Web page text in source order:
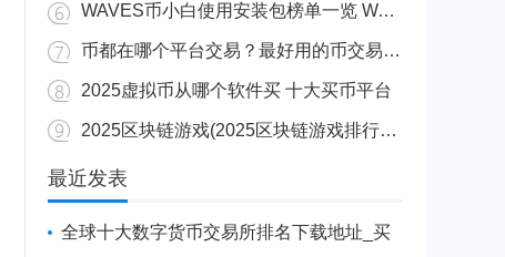
WAVES币小白使用安装包榜单一览 WAVES安币装包免费正规十大盘点
币都在哪个平台交易？最好用的币交易软件
2025虚拟币从哪个软件买 十大买币平台
2025区块链游戏(2025区块链游戏排行榜最新)
最近发表
全球十大数字货币交易所排名下载地址_买